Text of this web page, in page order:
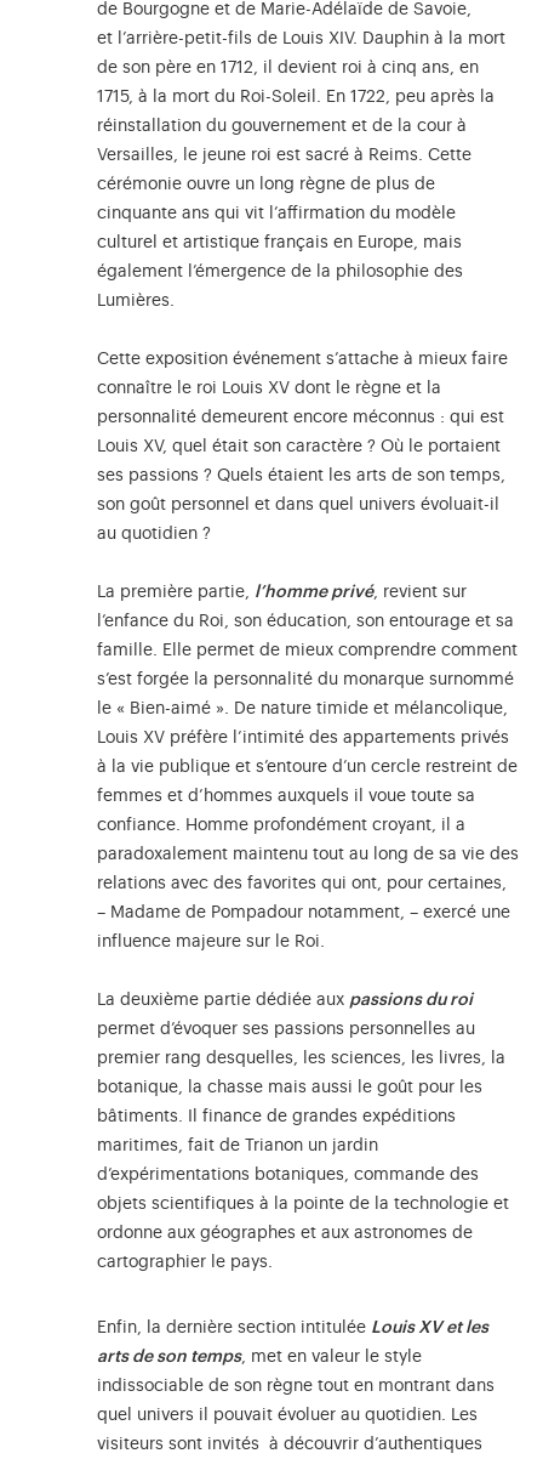
de Bourgogne et de Marie-Adélaïde de Savoie,
et l’arrière-petit-fils de Louis XIV. Dauphin à la mort
de son père en 1712, il devient roi à cinq ans, en
1715, à la mort du Roi-Soleil. En 1722, peu après la
réinstallation du gouvernement et de la cour à
Versailles, le jeune roi est sacré à Reims. Cette
cérémonie ouvre un long règne de plus de
cinquante ans qui vit l’affirmation du modèle
culturel et artistique français en Europe, mais
également l’émergence de la philosophie des
Lumières.
Cette exposition événement s’attache à mieux faire
connaître le roi Louis XV dont le règne et la
personnalité demeurent encore méconnus : qui est
Louis XV, quel était son caractère ? Où le portaient
ses passions ? Quels étaient les arts de son temps,
son goût personnel et dans quel univers évoluait-il
au quotidien ?
La première partie, l’homme privé, revient sur
l’enfance du Roi, son éducation, son entourage et sa
famille. Elle permet de mieux comprendre comment
s’est forgée la personnalité du monarque surnommé
le « Bien-aimé ». De nature timide et mélancolique,
Louis XV préfère l’intimité des appartements privés
à la vie publique et s’entoure d’un cercle restreint de
femmes et d’hommes auxquels il voue toute sa
confiance. Homme profondément croyant, il a
paradoxalement maintenu tout au long de sa vie des
relations avec des favorites qui ont, pour certaines,
– Madame de Pompadour notamment, – exercé une
influence majeure sur le Roi.
La deuxième partie dédiée aux passions du roi
permet d’évoquer ses passions personnelles au
premier rang desquelles, les sciences, les livres, la
botanique, la chasse mais aussi le goût pour les
bâtiments. Il finance de grandes expéditions
maritimes, fait de Trianon un jardin
d’expérimentations botaniques, commande des
objets scientifiques à la pointe de la technologie et
ordonne aux géographes et aux astronomes de
cartographier le pays.
Enfin, la dernière section intitulée Louis XV et les
arts de son temps, met en valeur le style
indissociable de son règne tout en montrant dans
quel univers il pouvait évoluer au quotidien. Les
visiteurs sont invités à découvrir d’authentiques